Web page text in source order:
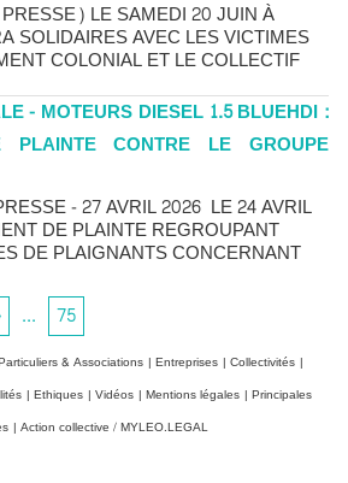
LE SAMEDI 20 JUIN À
SOLIDAIRES AVEC LES VICTIMES
COLONIAL ET LE COLLECTIF
- MOTEURS DIESEL 1.5 BLUEHDI :
PLAINTE CONTRE LE GROUPE
- 27 AVRIL 2026 LE 24 AVRIL
DE PLAINTE REGROUPANT
DE PLAIGNANTS CONCERNANT
... 75
& Associations | Entreprises | Collectivités |
| Ethiques | Vidéos | Mentions légales | Principales
| Action collective / MYLEO.LEGAL